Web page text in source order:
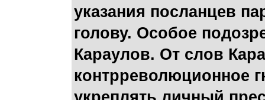
указания посланцев
голову. Особое
Караулов. От слов
контрреволюционное